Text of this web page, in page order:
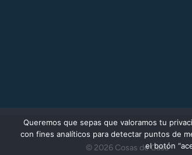
© 2026 Cosas de Casa
Queremos que sepas que valoramos tu
con fines analíticos para detectar puntos de
el botón